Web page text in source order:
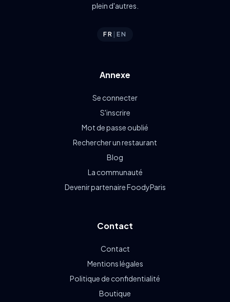
plein d'autres.
FR |EN
Annexe
Se connecter
S'inscrire
Mot de passe oublié
Rechercher un restaurant
Blog
La communauté
Devenir partenaire FoodyParis
Contact
Contact
Mentions légales
Politique de confidentialité
Boutique